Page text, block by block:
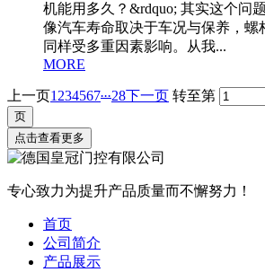
机能用多久？&rdquo; 其实这个问
像汽车寿命取决于车况与保养，螺
同样受多重因素影响。从我...
MORE
上一页1 234567...28下一页 转至第
点击查看更多
专心致力为提升产品质量而不懈努力！
首页
公司简介
产品展示